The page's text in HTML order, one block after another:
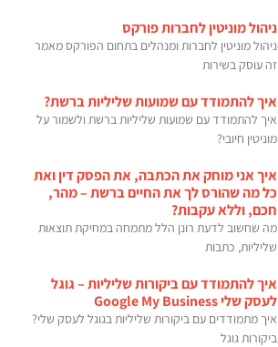
ניהול מוניטין לחברות פורקס
ניהול מוניטין לחברות ומנהלים בתחום הפורקס מאמר
זה עוסק בשירות
איך להתמודד עם שמועות שליליות ברשת?
איך להתמודד עם שמועות שליליות ברשת ולשמור על
מוניטין חיובי?
איך אני מוחק את הכתבה, את הפסק דין ואת
כל מה שהורס לך את החיים ברשת – מהר,
חכם, וללא עקבות?
מה שחשוב לדעת רונן הלל מתמחה במחיקת תוצאות
שליליות, כתבות
איך להתמודד עם ביקורות שליליות – גוגל
לעסק שלי Google My Business
איך מתמודדים עם ביקורות שליליות בגוגל לעסק שלי?
ביקורות גוגל